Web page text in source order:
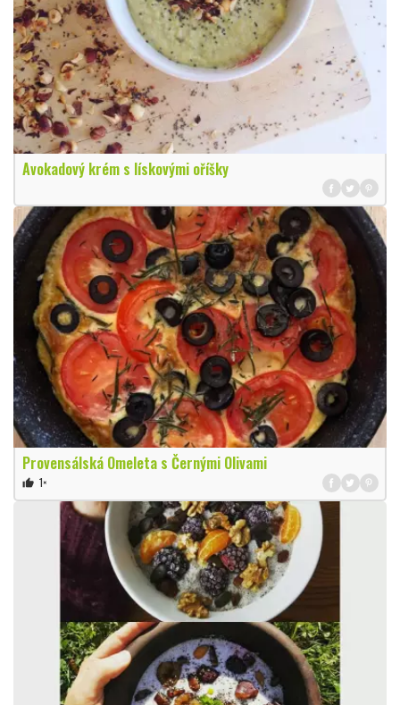
Avokadový krém s lískovými oříšky
Provensálská Omeleta s Černými Olivami
thumb_up 1×